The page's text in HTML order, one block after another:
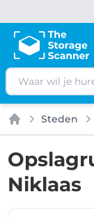
Zoeken
Home
Steden
Niklaas